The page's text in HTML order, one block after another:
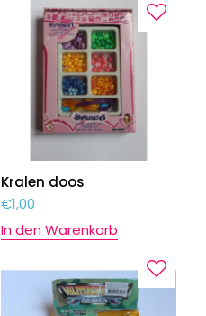
Kralen doos
€1,00
In den Warenkorb